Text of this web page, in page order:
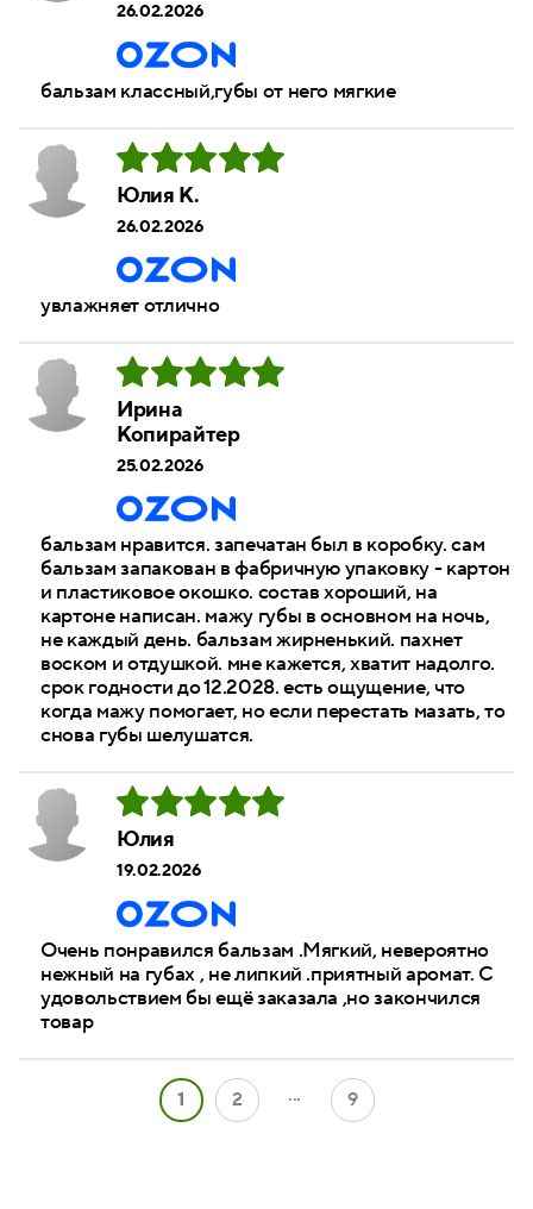
26.02.2026
бальзам классный,губы от него мягкие
Юлия К.
26.02.2026
увлажняет отлично
Ирина
Копирайтер
25.02.2026
бальзам нравится. запечатан был в коробку. сам
бальзам запакован в фабричную упаковку - картон
и пластиковое окошко. состав хороший, на
картоне написан. мажу губы в основном на ночь,
не каждый день. бальзам жирненький. пахнет
воском и отдушкой. мне кажется, хватит надолго.
срок годности до 12.2028. есть ощущение, что
когда мажу помогает, но если перестать мазать, то
снова губы шелушатся.
Юлия
19.02.2026
Очень понравился бальзам .Мягкий, невероятно
нежный на губах , не липкий .приятный аромат. С
удовольствием бы ещё заказала ,но закончился
товар
1 2 ... 9